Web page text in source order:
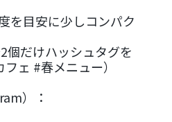
を目安に少しコンパク
個だけハッシュタグを
ェ #春メニュー）
）：